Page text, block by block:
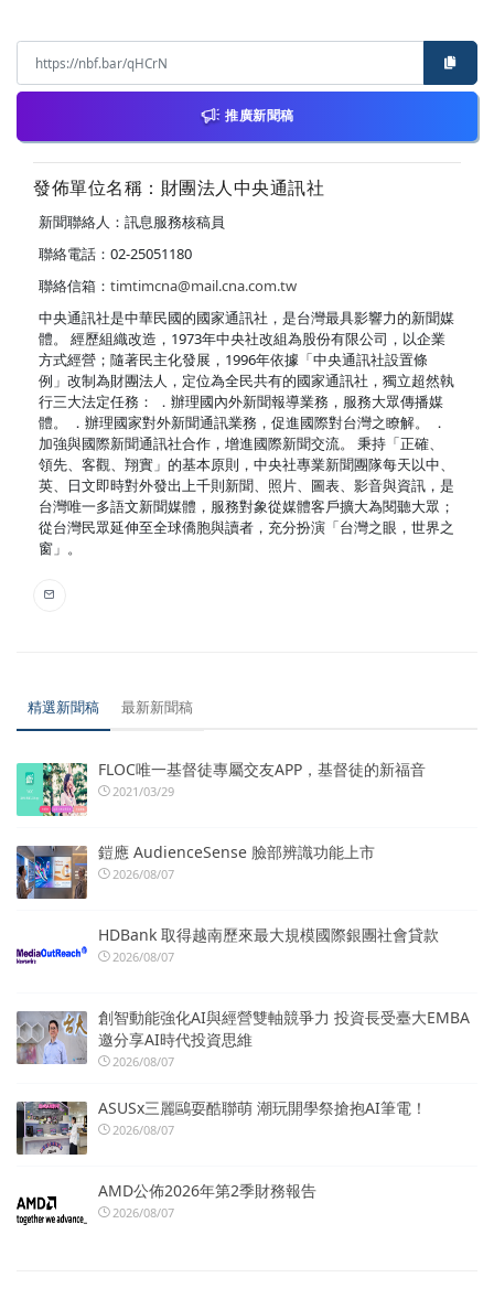
推廣新聞稿
發佈單位名稱：財團法人中央通訊社
新聞聯絡人：訊息服務核稿員
聯絡電話：02-25051180
聯絡信箱： timtimcna@mail.cna.com.tw
中央通訊社是中華民國的國家通訊社，是台灣最具影響力的新聞媒
體。 經歷組織改造，1973年中央社改組為股份有限公司，以企業
方式經營；隨著民主化發展，1996年依據「中央通訊社設置條
例」改制為財團法人，定位為全民共有的國家通訊社，獨立超然執
行三大法定任務： ．辦理國內外新聞報導業務，服務大眾傳播媒
體。 ．辦理國家對外新聞通訊業務，促進國際對台灣之瞭解。 ．
加強與國際新聞通訊社合作，增進國際新聞交流。 秉持「正確、
領先、客觀、翔實」的基本原則，中央社專業新聞團隊每天以中、
英、日文即時對外發出上千則新聞、照片、圖表、影音與資訊，是
台灣唯一多語文新聞媒體，服務對象從媒體客戶擴大為閱聽大眾；
從台灣民眾延伸至全球僑胞與讀者，充分扮演「台灣之眼，世界之
窗」。
精選新聞稿 最新新聞稿
FLOC唯一基督徒專屬交友APP，基督徒的新福音
2021/03/29
鎧應 AudienceSense 臉部辨識功能上市
2026/08/07
HDBank 取得越南歷來最大規模國際銀團社會貸款
2026/08/07
創智動能強化AI與經營雙軸競爭力 投資長受臺大EMBA
邀分享AI時代投資思維
2026/08/07
ASUSx三麗鷗耍酷聯萌 潮玩開學祭搶抱AI筆電！
2026/08/07
AMD公佈2026年第2季財務報告
2026/08/07